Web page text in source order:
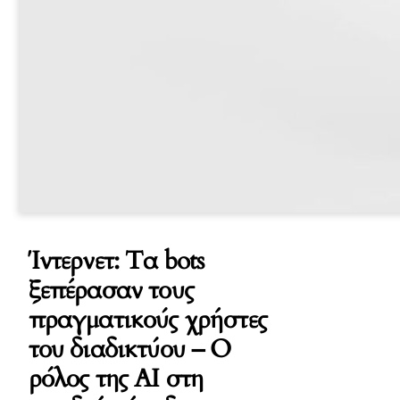
Ίντερνετ: Τα bots
ξεπέρασαν τους
πραγματικούς χρήστες
του διαδικτύου – Ο
ρόλος της AI στη